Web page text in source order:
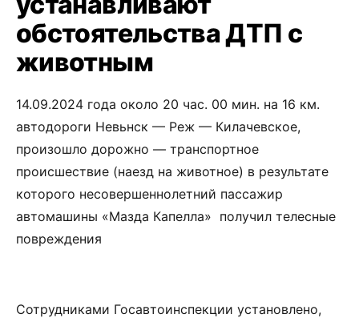
обстоятельства ДТП с
животным
14.09.2024 года около 20 час. 00 мин. на 16 км.
автодороги Невьнск — Реж — Килачевское,
произошло дорожно — транспортное
происшествие (наезд на животное) в результате
которого несовершеннолетний пассажир
автомашины «Мазда Капелла» получил телесные
повреждения
Сотрудниками Госавтоинспекции установлено,